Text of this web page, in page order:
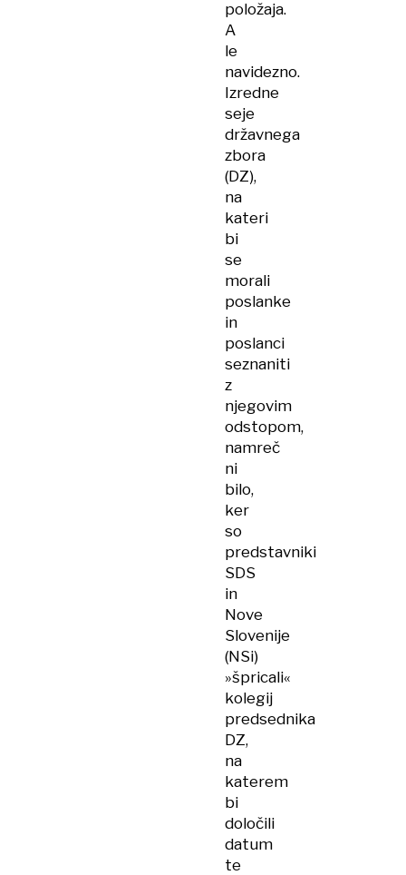
položaja.
A
le
navidezno.
Izredne
seje
državnega
zbora
(DZ),
na
kateri
bi
se
morali
poslanke
in
poslanci
seznaniti
z
njegovim
odstopom,
namreč
ni
bilo,
ker
so
predstavniki
SDS
in
Nove
Slovenije
(NSi)
»špricali«
kolegij
predsednika
DZ,
na
katerem
bi
določili
datum
te